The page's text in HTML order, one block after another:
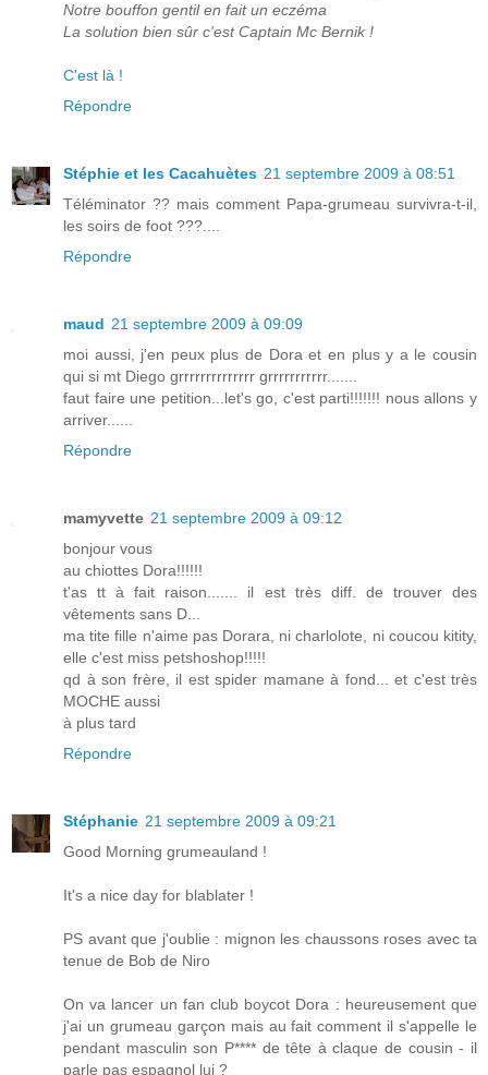
Notre bouffon gentil en fait un eczéma
La solution bien sûr c'est Captain Mc Bernik !
C'est là !
Répondre
Stéphie et les Cacahuètes 21 septembre 2009 à 08:51
Téléminator ?? mais comment Papa-grumeau survivra-t-il,
les soirs de foot ???....
Répondre
maud 21 septembre 2009 à 09:09
moi aussi, j'en peux plus de Dora et en plus y a le cousin
qui si mt Diego grrrrrrrrrrrrrr grrrrrrrrrrr.......
faut faire une petition...let's go, c'est parti!!!!!!! nous allons y
arriver......
Répondre
mamyvette 21 septembre 2009 à 09:12
bonjour vous
au chiottes Dora!!!!!!
t'as tt à fait raison....... il est très diff. de trouver des
vêtements sans D...
ma tite fille n'aime pas Dorara, ni charlolote, ni coucou kitity,
elle c'est miss petshoshop!!!!!
qd à son frère, il est spider mamane à fond... et c'est très
MOCHE aussi
à plus tard
Répondre
Stéphanie 21 septembre 2009 à 09:21
Good Morning grumeauland !
It's a nice day for blablater !
PS avant que j'oublie : mignon les chaussons roses avec ta
tenue de Bob de Niro
On va lancer un fan club boycot Dora : heureusement que
j'ai un grumeau garçon mais au fait comment il s'appelle le
pendant masculin son P**** de tête à claque de cousin - il
parle pas espagnol lui ?